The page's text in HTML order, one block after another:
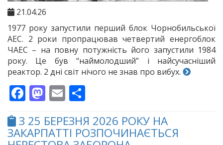
21.04.26
1977 року запустили перший блок Чорнобильської
АЕС. 2 роки пропрацював четвертий енергоблок
ЧАЕС – на повну потужність його запустили 1984
року. Це був “наймолодший” і найсучасніший
реактор. 2 дні світ нічого не знав про вибух.
Facebook
Mastodon
Email
З 25 БЕРЕЗНЯ 2026 РОКУ НА
ЗАКАРПАТТІ РОЗПОЧИНАЄТЬСЯ